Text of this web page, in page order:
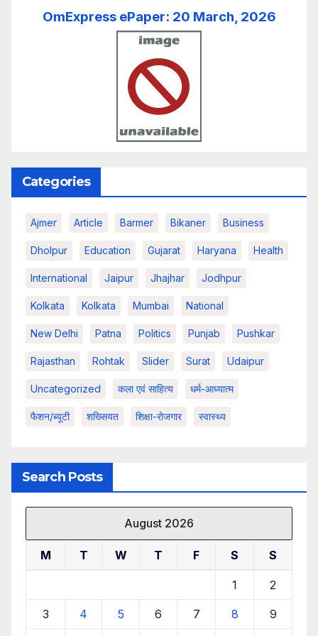
OmExpress ePaper: 20 March, 2026
Categories
Ajmer Article Barmer Bikaner Business
Dholpur Education Gujarat Haryana Health
International Jaipur Jhajhar Jodhpur
Kolkata Kolkata Mumbai National
New Delhi Patna Politics Punjab Pushkar
Rajasthan Rohtak Slider Surat Udaipur
Uncategorized कला एवं साहित्य धर्म-आध्यात्म
फैशन/ब्यूटी शख्सियत शिक्षा-रोजगार स्वास्थ्य
Search Posts
August 2026
M T W T F S S
1 2
3 4 5 6 7 8 9